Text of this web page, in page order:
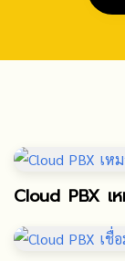
Cloud PBX เห